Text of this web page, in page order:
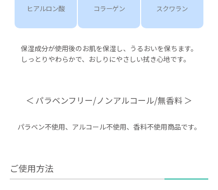
ヒアルロン酸 コラーゲン スクワラン
保湿成分が使用後のお肌を保湿し、うるおいを保ちます。
しっとりやわらかで、おしりにやさしい拭き心地です。
パラベンフリー/ノンアルコール/無香料
パラベン不使用、アルコール不使用、香料不使用商品です。
ご使用方法